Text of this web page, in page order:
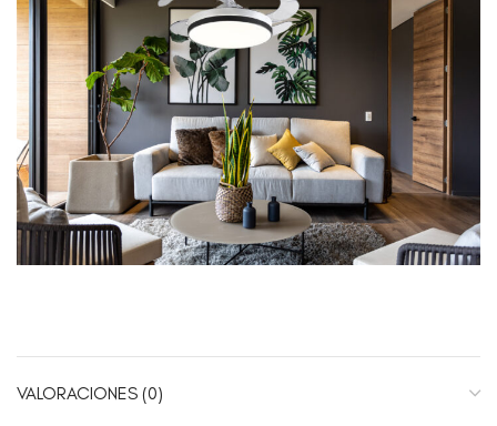
VALORACIONES (0)